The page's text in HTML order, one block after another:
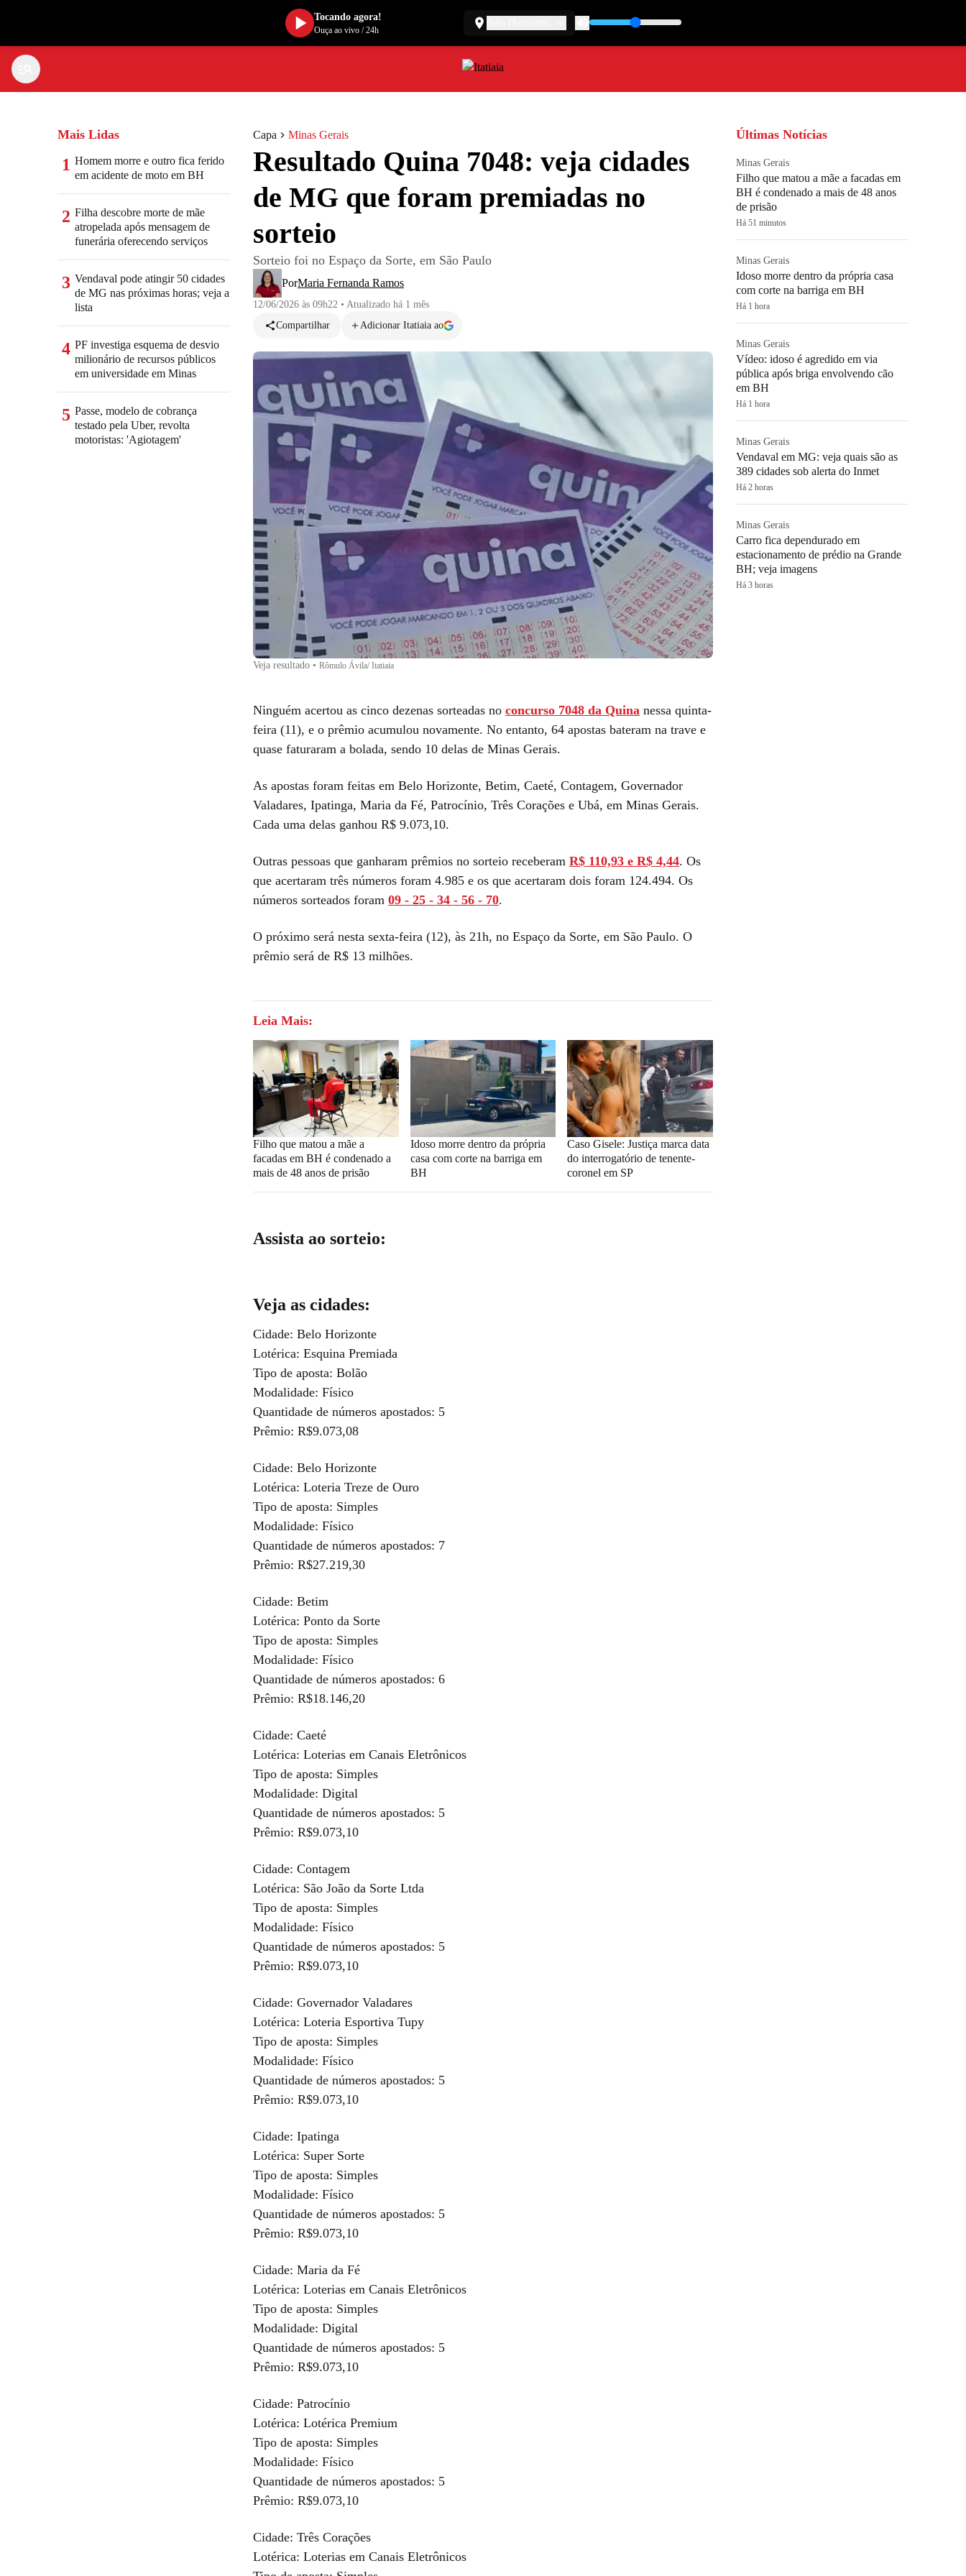
Capa Minas Gerais
Resultado Quina 7048: veja cidades
de MG que foram premiadas no
sorteio
Sorteio foi no Espaço da Sorte, em São Paulo
PorMaria Fernanda Ramos
12/06/2026 às 09h22 • Atualizado há 1 mês
Compartilhar
Adicionar Itatiaia ao
Veja resultado • Rômulo Ávila/ Itatiaia
Ninguém acertou as cinco dezenas sorteadas no concurso 7048 da Quina nessa quinta-
feira (11), e o prêmio acumulou novamente. No entanto, 64 apostas bateram na trave e
quase faturaram a bolada, sendo 10 delas de Minas Gerais.
As apostas foram feitas em Belo Horizonte, Betim, Caeté, Contagem, Governador
Valadares, Ipatinga, Maria da Fé, Patrocínio, Três Corações e Ubá, em Minas Gerais.
Cada uma delas ganhou R$ 9.073,10.
Outras pessoas que ganharam prêmios no sorteio receberam R$ 110,93 e R$ 4,44. Os
que acertaram três números foram 4.985 e os que acertaram dois foram 124.494. Os
números sorteados foram 09 - 25 - 34 - 56 - 70.
O próximo será nesta sexta-feira (12), às 21h, no Espaço da Sorte, em São Paulo. O
prêmio será de R$ 13 milhões.
Leia Mais:
Filho que matou a mãe a
facadas em BH é condenado a
mais de 48 anos de prisão
Idoso morre dentro da própria
casa com corte na barriga em
BH
Caso Gisele: Justiça marca data
do interrogatório de tenente-
coronel em SP
Assista ao sorteio:
Veja as cidades:
Cidade: Belo Horizonte
Lotérica: Esquina Premiada
Tipo de aposta: Bolão
Modalidade: Físico
Quantidade de números apostados: 5
Prêmio: R$9.073,08
Cidade: Belo Horizonte
Lotérica: Loteria Treze de Ouro
Tipo de aposta: Simples
Modalidade: Físico
Quantidade de números apostados: 7
Prêmio: R$27.219,30
Cidade: Betim
Lotérica: Ponto da Sorte
Tipo de aposta: Simples
Modalidade: Físico
Quantidade de números apostados: 6
Prêmio: R$18.146,20
Cidade: Caeté
Lotérica: Loterias em Canais Eletrônicos
Tipo de aposta: Simples
Modalidade: Digital
Quantidade de números apostados: 5
Prêmio: R$9.073,10
Cidade: Contagem
Lotérica: São João da Sorte Ltda
Tipo de aposta: Simples
Modalidade: Físico
Quantidade de números apostados: 5
Prêmio: R$9.073,10
Cidade: Governador Valadares
Lotérica: Loteria Esportiva Tupy
Tipo de aposta: Simples
Modalidade: Físico
Quantidade de números apostados: 5
Prêmio: R$9.073,10
Cidade: Ipatinga
Lotérica: Super Sorte
Tipo de aposta: Simples
Modalidade: Físico
Quantidade de números apostados: 5
Prêmio: R$9.073,10
Cidade: Maria da Fé
Lotérica: Loterias em Canais Eletrônicos
Tipo de aposta: Simples
Modalidade: Digital
Quantidade de números apostados: 5
Prêmio: R$9.073,10
Cidade: Patrocínio
Lotérica: Lotérica Premium
Tipo de aposta: Simples
Modalidade: Físico
Quantidade de números apostados: 5
Prêmio: R$9.073,10
Cidade: Três Corações
Lotérica: Loterias em Canais Eletrônicos
Mais Lidas
1 Homem morre e outro fica ferido
em acidente de moto em BH
2 Filha descobre morte de mãe
atropelada após mensagem de
funerária oferecendo serviços
3 Vendaval pode atingir 50 cidades
de MG nas próximas horas; veja a
lista
4 PF investiga esquema de desvio
milionário de recursos públicos
em universidade em Minas
5 Passe, modelo de cobrança
testado pela Uber, revolta
motoristas: 'Agiotagem'
Últimas Notícias
Minas Gerais
Filho que matou a mãe a facadas em
BH é condenado a mais de 48 anos
de prisão
Há 51 minutos
Minas Gerais
Idoso morre dentro da própria casa
com corte na barriga em BH
Há 1 hora
Minas Gerais
Vídeo: idoso é agredido em via
pública após briga envolvendo cão
em BH
Há 1 hora
Minas Gerais
Vendaval em MG: veja quais são as
389 cidades sob alerta do Inmet
Há 2 horas
Minas Gerais
Carro fica dependurado em
estacionamento de prédio na Grande
BH; veja imagens
Há 3 horas
Tocando agora!
Ouça ao vivo/24h